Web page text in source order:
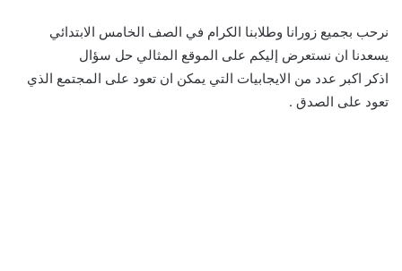
نرحب بجميع زورانا وطلابنا الكرام في الصف الخامس الابتدائي
يسعدنا ان نستعرض إليكم على الموقع المثالي حل سؤال
اذكر اكبر عدد من الايجابيات التي يمكن ان تعود على المجتمع الذي
تعود على الصدق .